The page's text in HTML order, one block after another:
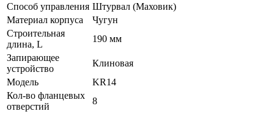
Способ управления Штурвал (Маховик)
Материал корпуса
Чугун
Строительная
длина, L
190 мм
Запирающее
устройство
Клиновая
Модель
KR14
Кол-во фланцевых
отверстий
8